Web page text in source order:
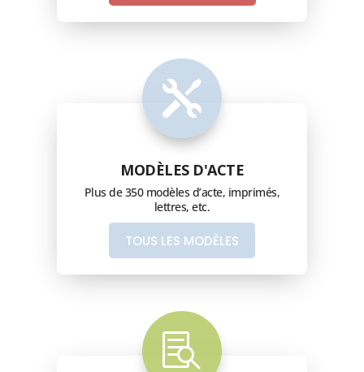

MODÈLES D'ACTE
Plus de 350 modèles d’acte, imprimés,
lettres, etc.
TOUS LES MODÈLES
